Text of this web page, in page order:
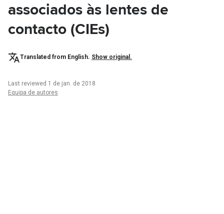
associados às lentes de
contacto (CIEs)
Translated from English. Show original.
Last reviewed 1 de jan. de 2018
Equipa de autores